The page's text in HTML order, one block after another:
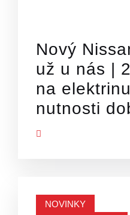
Nový
už u nás |
na
nutnosti
NOVINKY